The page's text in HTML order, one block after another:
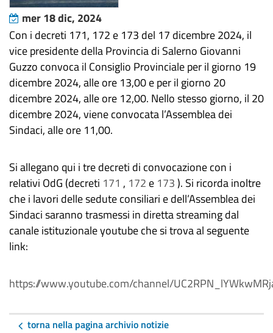
mer 18 dic, 2024
Con i decreti 171, 172 e 173 del 17 dicembre 2024, il
vice presidente della Provincia di Salerno Giovanni
Guzzo convoca il Consiglio Provinciale per il giorno 19
dicembre 2024, alle ore 13,00 e per il giorno 20
dicembre 2024, alle ore 12,00. Nello stesso giorno, il 20
dicembre 2024, viene convocata l’Assemblea dei
Sindaci, alle ore 11,00.
Si allegano qui i tre decreti di convocazione con i
relativi OdG (decreti 171 , 172 e 173). Si ricorda inoltre
che i lavori delle sedute consiliari e dell’Assemblea dei
Sindaci saranno trasmessi in diretta streaming dal
canale istituzionale youtube che si trova al seguente
link:
https://www.youtube.com/channel/
torna nella pagina archivio notizie